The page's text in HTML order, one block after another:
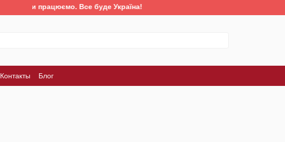
Ми працюємо. Все буде Україна!
Контакты Блог